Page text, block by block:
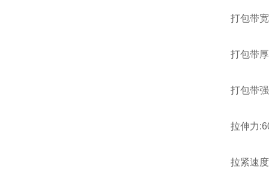
打包带宽
打包带厚
打包带强
拉伸力:60-
拉紧速度